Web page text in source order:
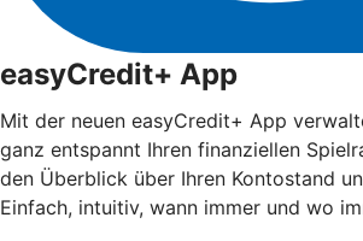
easyCredit+ App
Mit der neuen easyCredit+ App
ganz entspannt Ihren finanziellen
den Überblick über Ihren Kontostand
Einfach, intuitiv, wann immer und wo